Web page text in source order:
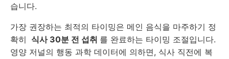
습니다.
가장 권장하는 최적의 타이밍은 메인 음식을 마주하기 정
확히 식사 30분 전 섭취 를 완료하는 타이밍 조절입니다.
영양 저널의 행동 과학 데이터에 의하면, 식사 직전에 복